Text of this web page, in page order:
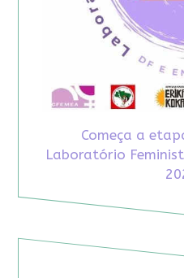
Começa a
Laboratório